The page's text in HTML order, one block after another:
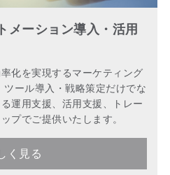
メーション導入・活用
化を実現するマーケティング
ール導入・戦略策定だけでな
運用支援、活用支援、トレー
プでご提供いたします。
く見る